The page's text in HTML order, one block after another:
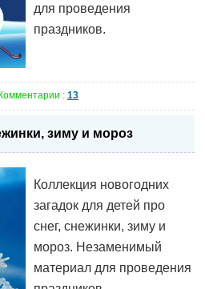
для проведения
праздников.
: 13
зиму и мороз
Коллекция новогодних
загадок для детей про
снег, снежинки, зиму и
мороз. Незаменимый
материал для проведения